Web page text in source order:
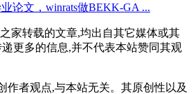
论文，winrats做BEKK-GA ...
家转载的文章,均出自其它媒体或其
更多的信息,并不代表本站赞同其观
作者观点,与本站无关。其原创性以及